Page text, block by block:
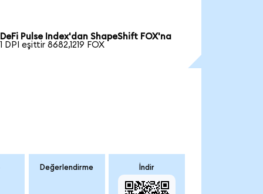
DeFi Pulse Index'dan ShapeShift FOX'na
1 DPI eşittir 8682,1219 FOX
Değerlendirme İndir